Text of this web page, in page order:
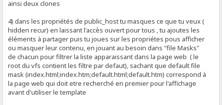
ainsi deux clones
4) dans les propriétés de public_host tu masques ce que tu veux (
hidden recur) en laissant l'accès ouvert pour tous , tu ajoutes les
éléments à partager puis tu joues sur les propriétes pous afficher
ou masquer leur contenu, en jouant au besoin dans "file Masks"
de chacun pour filtrer la liste apparaissant dans la page web ( le
root du vfs contient les filtre par defaut), sachant que default file
mask (index.html;index.htm;default.html;default.htm) correspond à
la page web qui doit etre recherché en premier pour l'affichage
avant d'utiliser le template